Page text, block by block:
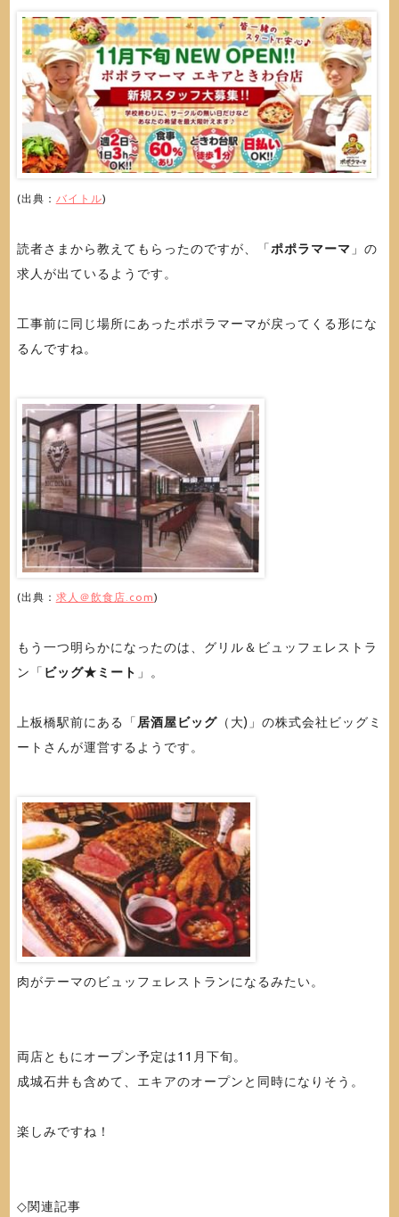
(出典： バイトル)
読者さまから教えてもらったのですが、「ポポラマーマ 」の
求人が出ているようです。
工事前に同じ場所にあったポポラマーマが戻ってくる形にな
るんですね。
(出典： 求人＠飲食店.com)
もう一つ明らかになったのは、グリル＆ビュッフェレストラ
ン「 ビッグ★ミート 」。
上板橋駅前にある「 居酒屋ビッグ（大)」の株式会社ビッグミ
ートさんが運営するようです。
肉がテーマのビュッフェレストランになるみたい。
両店ともにオープン予定は11月下旬。
成城石井も含めて、エキアのオープンと同時になりそう。
楽しみですね！
◇関連記事